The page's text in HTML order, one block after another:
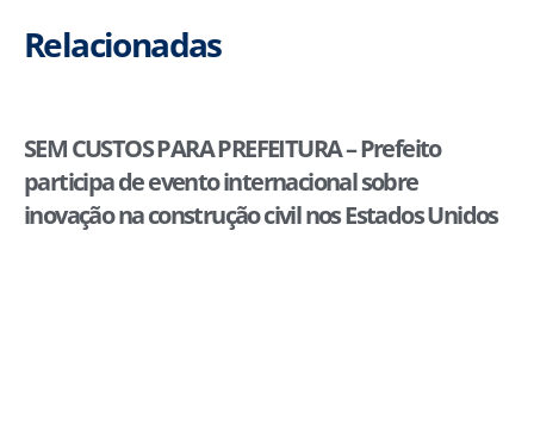
Relacionadas
SEM CUSTOS PARA PREFEITURA – Prefeito
participa de evento internacional sobre
inovação na construção civil nos Estados Unidos